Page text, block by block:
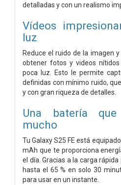
detalladas y con un realismo
Vídeos
luz
Reduce el ruido de la imagen
obtener fotos y videos
poca luz. Esto le permite
definidas con mínimo ruido,
y con gran riqueza de detalles.
Una batería
mucho
Tu Galaxy S25 FE está
mAh que te proporciona
el día. Gracias a la carga
hasta el 65 % en solo 30
para usar en un instante.